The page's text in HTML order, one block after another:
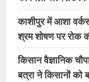
काशीपुर में आशा
श्रम शोषण पर रोक
किसान वैज्ञानिक
बत्रा ने किसानों को